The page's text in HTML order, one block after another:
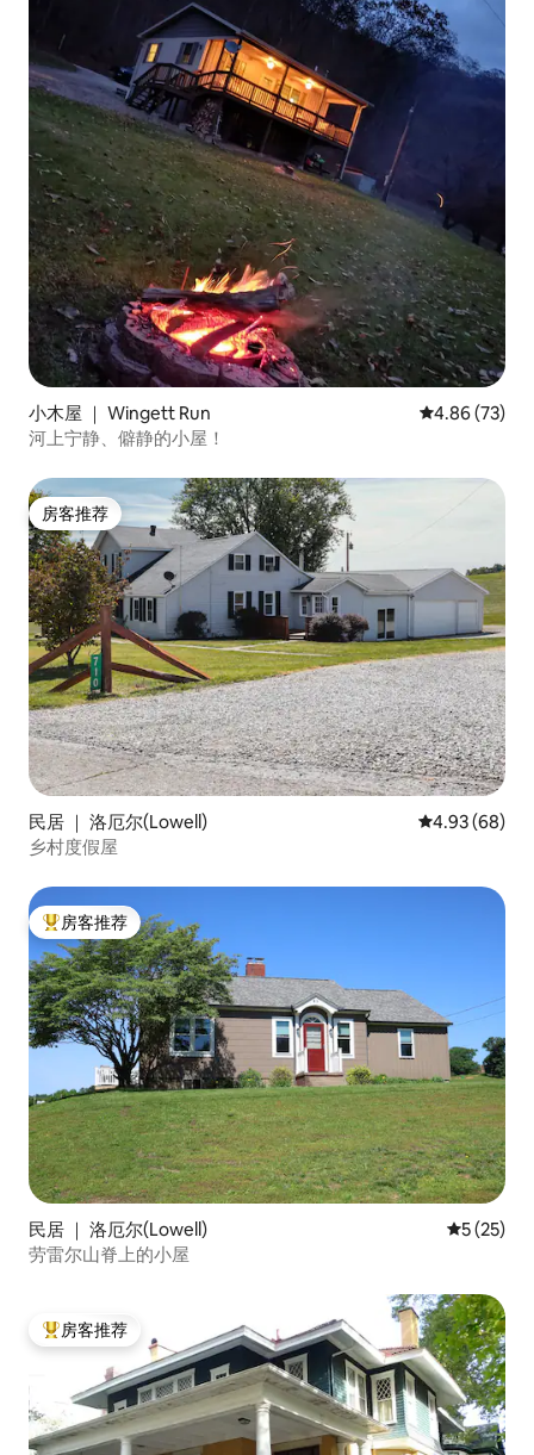
小木屋 ｜ Wingett Run 平均评分
4.86 (73)
河上宁静、僻静的小屋！
房客推荐
房客推荐
民居 ｜ 洛厄尔(Lowell) 平均评分 4.93
4.93 (68)
乡村度假屋
热门「房客推荐」
房客推荐
民居 ｜ 洛厄尔(Lowell) 平均评分
5 (25)
劳雷尔山脊上的小屋
热门「房客推荐」
房客推荐